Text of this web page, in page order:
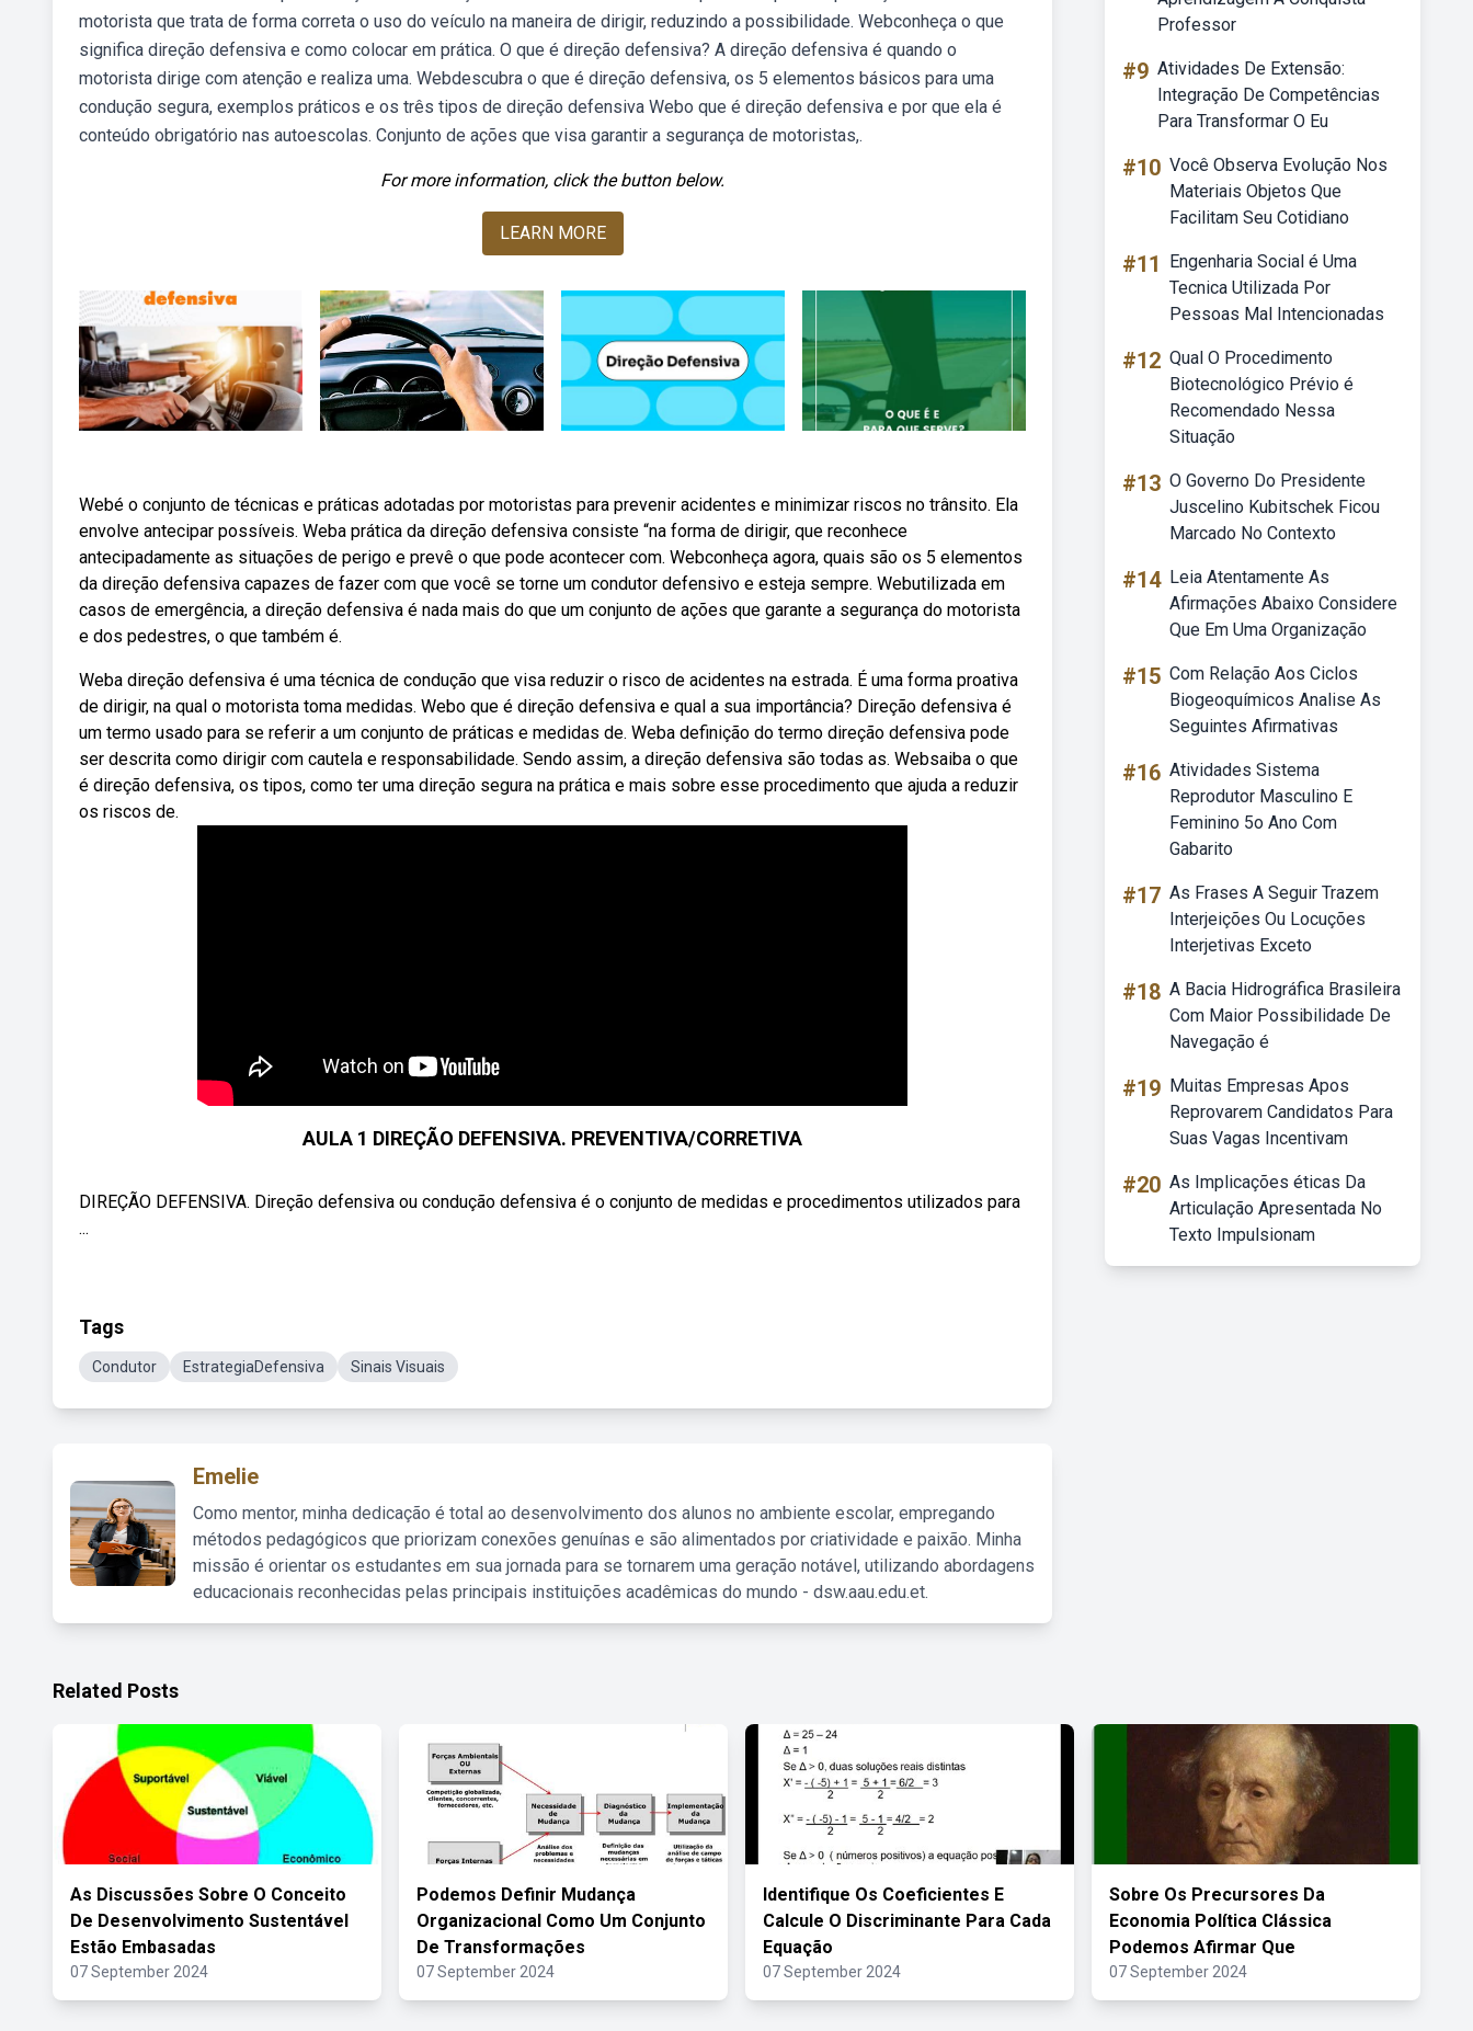
motorista que trata de forma correta o uso do veículo na maneira de dirigir, reduzindo a possibilidade. Webconheça o que
significa direção defensiva e como colocar em prática. O que é direção defensiva? A direção defensiva é quando o
motorista dirige com atenção e realiza uma. Webdescubra o que é direção defensiva, os 5 elementos básicos para uma
condução segura, exemplos práticos e os três tipos de direção defensiva Webo que é direção defensiva e por que ela é
conteúdo obrigatório nas autoescolas. Conjunto de ações que visa garantir a segurança de motoristas,.
For more information, click the button below.
LEARN MORE
Webé o conjunto de técnicas e práticas adotadas por motoristas para prevenir acidentes e minimizar riscos no trânsito. Ela
envolve antecipar possíveis. Weba prática da direção defensiva consiste “na forma de dirigir, que reconhece
antecipadamente as situações de perigo e prevê o que pode acontecer com. Webconheça agora, quais são os 5 elementos
da direção defensiva capazes de fazer com que você se torne um condutor defensivo e esteja sempre. Webutilizada em
casos de emergência, a direção defensiva é nada mais do que um conjunto de ações que garante a segurança do motorista
e dos pedestres, o que também é.
Weba direção defensiva é uma técnica de condução que visa reduzir o risco de acidentes na estrada. É uma forma proativa
de dirigir, na qual o motorista toma medidas. Webo que é direção defensiva e qual a sua importância? Direção defensiva é
um termo usado para se referir a um conjunto de práticas e medidas de. Weba definição do termo direção defensiva pode
ser descrita como dirigir com cautela e responsabilidade. Sendo assim, a direção defensiva são todas as. Websaiba o que
é direção defensiva, os tipos, como ter uma direção segura na prática e mais sobre esse procedimento que ajuda a reduzir
os riscos de.
AULA 1 DIREÇÃO DEFENSIVA. PREVENTIVA/CORRETIVA
DIREÇÃO DEFENSIVA. Direção defensiva ou condução defensiva é o conjunto de medidas e procedimentos utilizados para
...
Tags
Condutor EstrategiaDefensiva Sinais Visuais
Emelie
Como mentor, minha dedicação é total ao desenvolvimento dos alunos no ambiente escolar, empregando
métodos pedagógicos que priorizam conexões genuínas e são alimentados por criatividade e paixão. Minha
missão é orientar os estudantes em sua jornada para se tornarem uma geração notável, utilizando abordagens
educacionais reconhecidas pelas principais instituições acadêmicas do mundo - dsw.aau.edu.et.
Professor
#9 Atividades De Extensão:
Integração De Competências
Para Transformar O Eu
#10 Você Observa Evolução Nos
Materiais Objetos Que
Facilitam Seu Cotidiano
#11
Engenharia Social é Uma
Tecnica Utilizada Por
Pessoas Mal Intencionadas
#12 Qual O Procedimento
Biotecnológico Prévio é
Recomendado Nessa
Situação
#13 O Governo Do Presidente
Juscelino Kubitschek Ficou
Marcado No Contexto
#14 Leia Atentamente As
Afirmações Abaixo Considere
Que Em Uma Organização
#15 Com Relação Aos Ciclos
Biogeoquímicos Analise As
Seguintes Afirmativas
#16 Atividades Sistema
Reprodutor Masculino E
Feminino 5o Ano Com
Gabarito
#17 As Frases A Seguir Trazem
Interjeições Ou Locuções
Interjetivas Exceto
#18 A Bacia Hidrográfica Brasileira
Com Maior Possibilidade De
Navegação é
#19 Muitas Empresas Apos
Reprovarem Candidatos Para
Suas Vagas Incentivam
#20 As Implicações éticas Da
Articulação Apresentada No
Texto Impulsionam
Related Posts
As Discussões Sobre O Conceito
De Desenvolvimento Sustentável
Estão Embasadas
07 September 2024
Podemos Definir Mudança
Organizacional Como Um Conjunto
De Transformações
07 September 2024
Identifique Os Coeficientes E
Calcule O Discriminante Para Cada
Equação
07 September 2024
Sobre Os Precursores Da
Economia Política Clássica
Podemos Afirmar Que
07 September 2024